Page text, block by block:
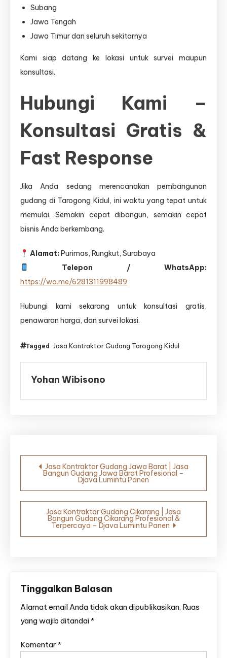
Subang
Jawa Tengah
Jawa Timur dan seluruh sekitarnya
Kami siap datang ke lokasi untuk survei maupun
konsultasi.
Hubungi Kami –
Konsultasi Gratis &
Fast Response
Jika Anda sedang merencanakan pembangunan
gudang di Tarogong Kidul, ini waktu yang tepat untuk
memulai. Semakin cepat dibangun, semakin cepat
bisnis Anda berkembang.
Alamat: Purimas, Rungkut, Surabaya
Telepon / WhatsApp:
https://wa.me/6281311998489
Hubungi kami sekarang untuk konsultasi gratis,
penawaran harga, dan survei lokasi.
Tagged Jasa Kontraktor Gudang Tarogong Kidul
Yohan Wibisono
Navigasi
pos
Jasa Kontraktor Gudang Jawa Barat | Jasa
Bangun Gudang Jawa Barat Profesional –
Djava Lumintu Panen
Jasa Kontraktor Gudang Cikarang | Jasa
Bangun Gudang Cikarang Profesional &
Terpercaya – Djava Lumintu Panen
Tinggalkan Balasan
Alamat email Anda tidak akan dipublikasikan. Ruas
yang wajib ditandai*
Komentar *